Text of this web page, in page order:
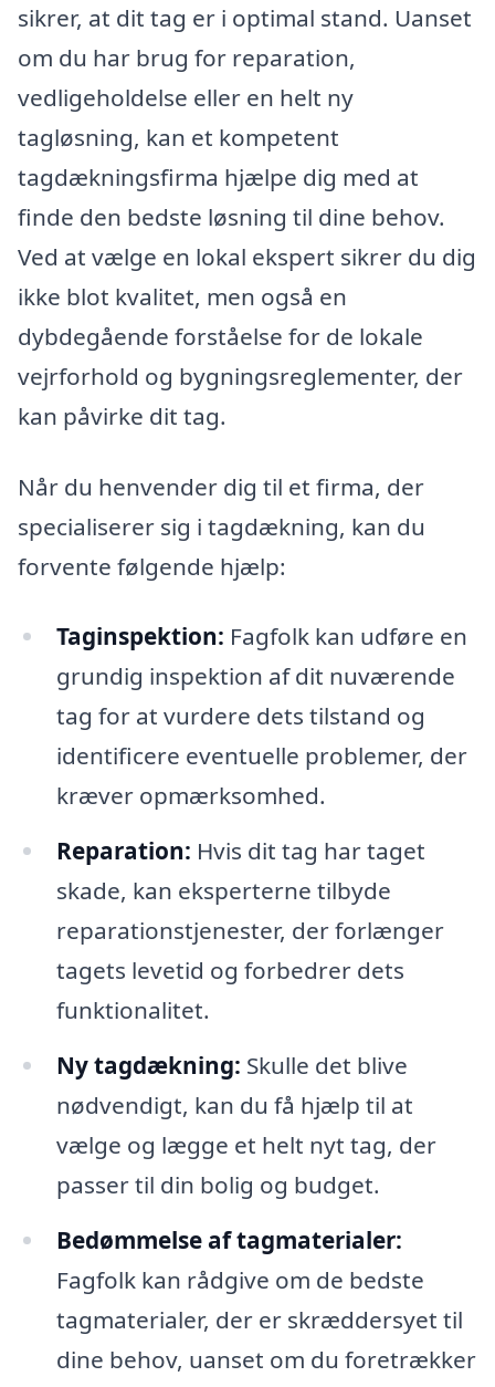
sikrer, at dit tag er i optimal stand. Uanset
om du har brug for reparation,
vedligeholdelse eller en helt ny
tagløsning, kan et kompetent
tagdækningsfirma hjælpe dig med at
finde den bedste løsning til dine behov.
Ved at vælge en lokal ekspert sikrer du dig
ikke blot kvalitet, men også en
dybdegående forståelse for de lokale
vejrforhold og bygningsreglementer, der
kan påvirke dit tag.
Når du henvender dig til et firma, der
specialiserer sig i tagdækning, kan du
forvente følgende hjælp:
Taginspektion: Fagfolk kan udføre en
grundig inspektion af dit nuværende
tag for at vurdere dets tilstand og
identificere eventuelle problemer, der
kræver opmærksomhed.
Reparation: Hvis dit tag har taget
skade, kan eksperterne tilbyde
reparationstjenester, der forlænger
tagets levetid og forbedrer dets
funktionalitet.
Ny tagdækning: Skulle det blive
nødvendigt, kan du få hjælp til at
vælge og lægge et helt nyt tag, der
passer til din bolig og budget.
Bedømmelse af tagmaterialer:
Fagfolk kan rådgive om de bedste
tagmaterialer, der er skræddersyet til
dine behov, uanset om du foretrækker